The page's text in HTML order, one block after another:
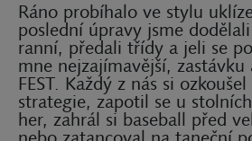
Ráno probíhalo ve stylu
poslední úpravy jsme
ranní, předali třídy a jeli se
mne nejzajímavější, zastávku
FEST. Každý z nás si
strategie, zapotil se u
her, zahrál si baseball před